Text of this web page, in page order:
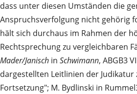
dass unter diesen Umständen die
Anspruchsverfolgung nicht gehörig
hält sich durchaus im Rahmen der
Rechtsprechung zu vergleichbaren
Mader/Janisch in Schwimann, ABGB3
dargestellten Leitlinien der Judikatur
Fortsetzung"; M. Bydlinski in